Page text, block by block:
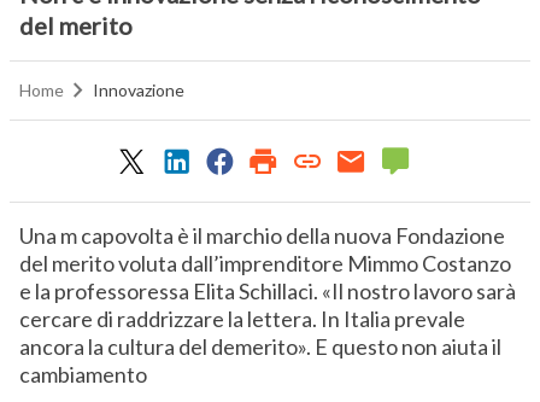
del merito
Home Innovazione
Una m capovolta è il marchio della nuova Fondazione
del merito voluta dall’imprenditore Mimmo Costanzo
e la professoressa Elita Schillaci. «Il nostro lavoro sarà
cercare di raddrizzare la lettera. In Italia prevale
ancora la cultura del demerito». E questo non aiuta il
cambiamento